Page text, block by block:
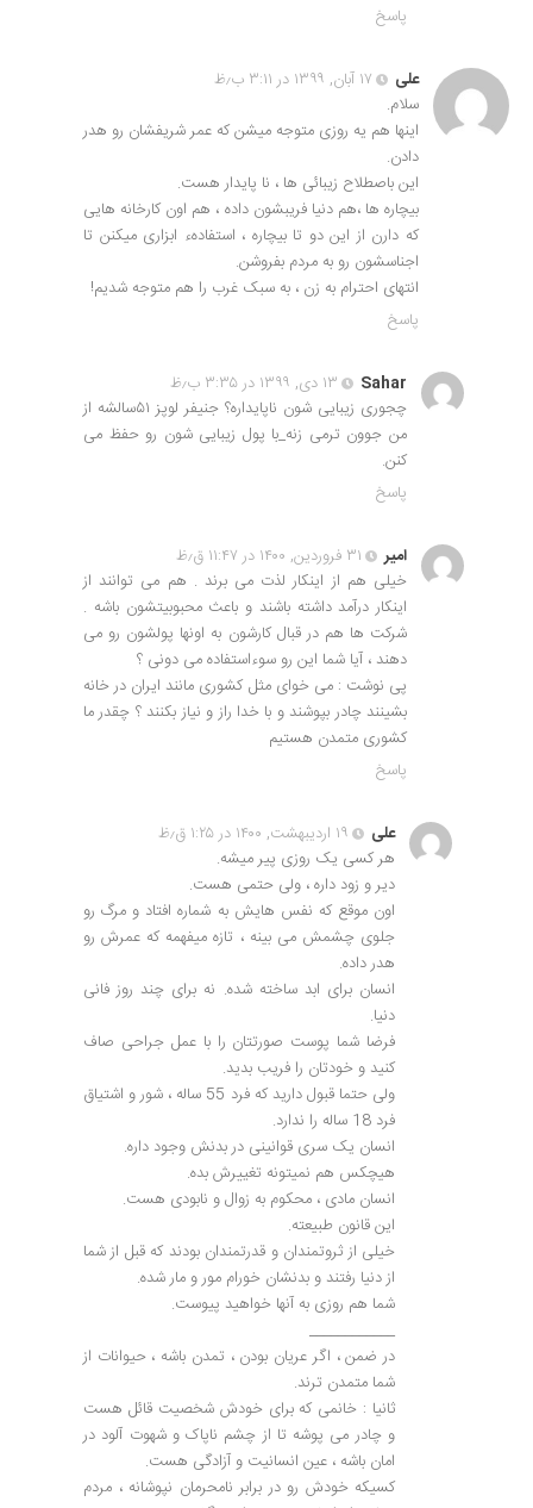
پاسخ
علی
۱۷ آبان, ۱۳۹۹ در ۳:۱۱ ب٫ظ
سلام.
اینها هم یه روزی متوجه میشن که عمر شریفشان رو هدر
دادن.
این باصطلاح زیبائی ها ، نا پایدار هست.
بیچاره ها ،هم دنیا فریبشون داده ، هم اون کارخانه هایی
که دارن از این دو تا بیچاره ، استفادهء ابزاری میکنن تا
اجناسشون رو به مردم بفروشن.
انتهای احترام به زن ، به سبک غرب را هم متوجه شدیم!
پاسخ
Sahar
۱۳ دی, ۱۳۹۹ در ۳:۳۵ ب٫ظ
چجوری زیبایی شون ناپایداره؟ جنیفر لوپز ۵۱سالشه از
من جوون ترمی زنه_با پول زیبایی شون رو حفظ می
کنن.
پاسخ
امیر
۳۱ فروردین, ۱۴۰۰ در ۱۱:۴۷ ق٫ظ
خیلی هم از اینکار لذت می برند . هم می توانند از
اینکار درآمد داشته باشند و باعث محبوبیتشون باشه .
شرکت ها هم در قبال کارشون به اونها پولشون رو می
دهند ، آیا شما این رو سوءاستفاده می دونی ؟
پی نوشت : می خوای مثل کشوری مانند ایران در خانه
بشینند چادر بپوشند و با خدا راز و نیاز بکنند ؟ چقدر ما
کشوری متمدن هستیم
پاسخ
علی
۱۹ اردیبهشت, ۱۴۰۰ در ۱:۲۵ ق٫ظ
هر کسی یک روزی پیر میشه.
دیر و زود داره ، ولی حتمی هست.
اون موقع که نفس هایش به شماره افتاد و مرگ رو
جلوی چشمش می بینه ، تازه میفهمه که عمرش رو
هدر داده.
انسان برای ابد ساخته شده. نه برای چند روز فانی
دنیا.
فرضا شما پوست صورتتان را با عمل جراحی صاف
کنید و خودتان را فریب بدید.
ولی حتما قبول دارید که فرد 55 ساله ، شور و اشتیاق
فرد 18 ساله را ندارد.
انسان یک سری قوانینی در بدنش وجود داره.
هیچکس هم نمیتونه تغییرش بده.
انسان مادی ، محکوم به زوال و نابودی هست.
این قانون طبیعته.
خیلی از ثروتمندان و قدرتمندان بودند که قبل از شما
از دنیا رفتند و بدنشان خورام مور و مار شده.
شما هم روزی به آنها خواهید پیوست.
____________
در ضمن ، اگر عریان بودن ، تمدن باشه ، حیوانات از
شما متمدن ترند.
ثانیا : خانمی که برای خودش شخصیت قائل هست
و چادر می پوشه تا از چشم ناپاک و شهوت آلود در
امان باشه ، عین انسانیت و آزادگی هست.
کسیکه خودش رو در برابر نامحرمان نپوشانه ، مردم